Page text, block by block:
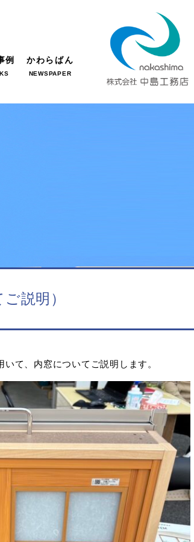
例 かわらばん
NEWSPAPER
説明）
て、内窓についてご説明します。